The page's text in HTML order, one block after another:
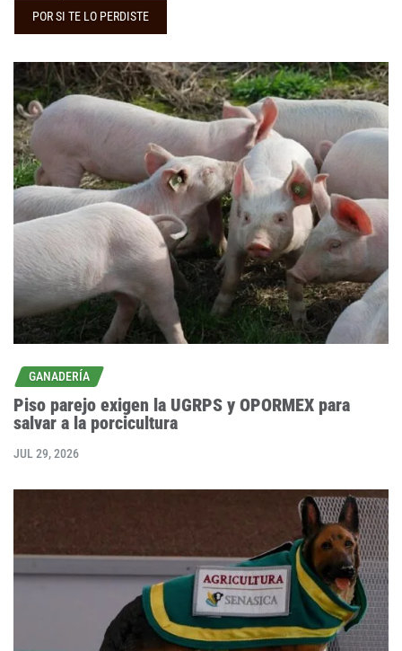
POR SI TE LO PERDISTE
GANADERÍA
Piso parejo exigen la UGRPS y OPORMEX para
salvar a la porcicultura
JUL 29, 2026